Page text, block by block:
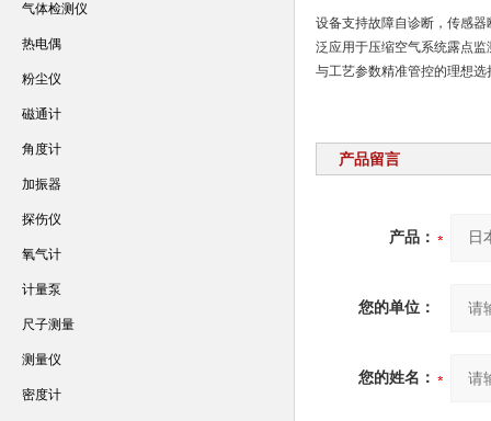
设备支持故障自诊断，传感
泛应用于压缩空气系统露点
与工艺参数精准管控的理想选
产品留言
产品：
您的单位：
您的姓名：
气体检测仪
热电偶
粉尘仪
磁通计
角度计
加振器
探伤仪
氧气计
计量泵
尺子测量
测量仪
密度计